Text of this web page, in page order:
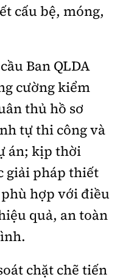
Nga
Tùng,
hành:
nếu không có sự
cấu bệ, móng,
Ban QLDA
cường kiểm
thủ hồ sơ
tự thi công và
án; kịp thời
giải pháp thiết
hợp với điều
quả, an toàn
chặt chẽ tiến